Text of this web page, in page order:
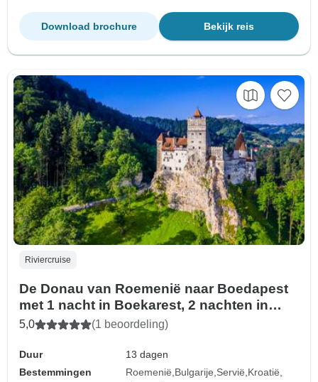
Bekijk reis
Download brochure
Riviercruise
De Donau van Roemenië naar Boedapest
met 1 nacht in Boekarest, 2 nachten in
Transsylvanië & 1 nacht in Boedapest
5,0 (1 beoordeling)
Duur
13 dagen
Bestemmingen
Roemenië Bulgarije Servië Kroatië